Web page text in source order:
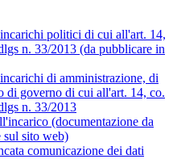
politici di cui all'art. 14,
n. 33/2013 (da pubblicare in
di amministrazione, di
di governo di cui all'art. 14, co.
n. 33/2013
(documentazione da
sul sito web)
comunicazione dei dati